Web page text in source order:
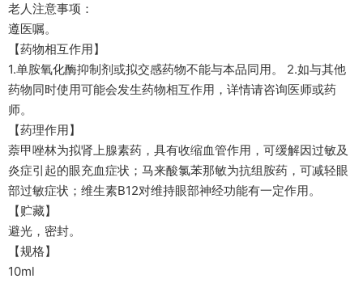
老人注意事项：
遵医嘱。
【药物相互作用】
1.单胺氧化酶抑制剂或拟交感药物不能与本品同用。 2.如与其他
药物同时使用可能会发生药物相互作用，详情请咨询医师或药
师。
【药理作用】
萘甲唑林为拟肾上腺素药，具有收缩血管作用，可缓解因过敏及
炎症引起的眼充血症状；马来酸氯苯那敏为抗组胺药，可减轻眼
部过敏症状；维生素B12对维持眼部神经功能有一定作用。
【贮藏】
避光，密封。
【规格】
10ml